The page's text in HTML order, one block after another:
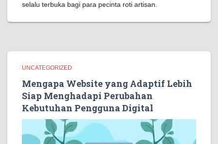
selalu terbuka bagi para pecinta roti artisan.
UNCATEGORIZED
Mengapa Website yang Adaptif Lebih
Siap Menghadapi Perubahan
Kebutuhan Pengguna Digital